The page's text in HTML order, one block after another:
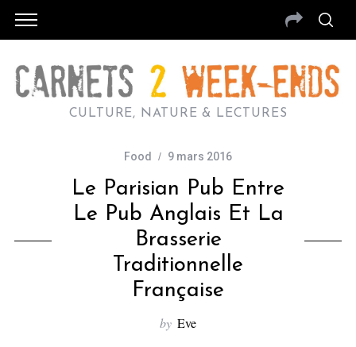
CULTURE, NATURE & LECTURES
Food 9 mars 2016
Le Parisian Pub Entre
Le Pub Anglais Et La
Brasserie
Traditionnelle
Française
by Eve